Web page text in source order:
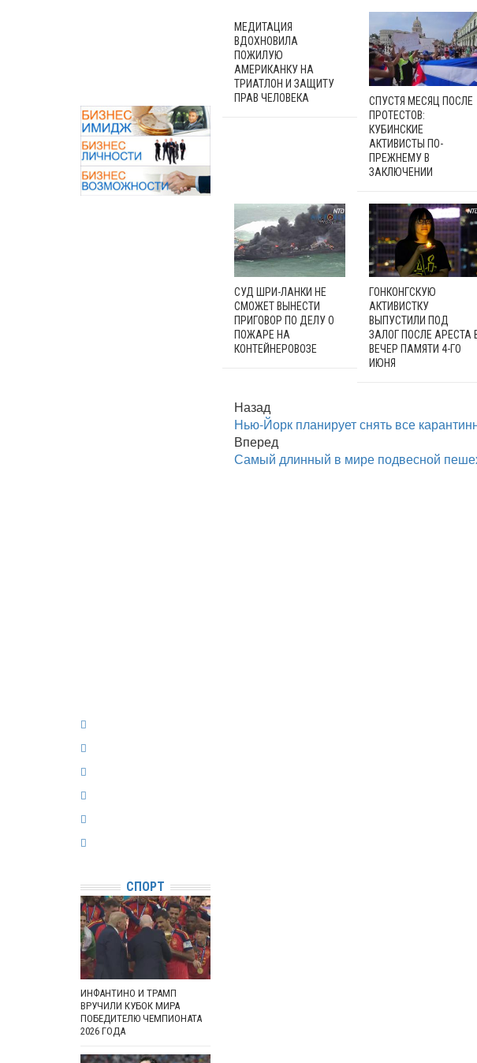
МЕДИТАЦИЯ
ВДОХНОВИЛА
ПОЖИЛУЮ
АМЕРИКАНКУ НА
ТРИАТЛОН И ЗАЩИТУ
ПРАВ ЧЕЛОВЕКА
СПУСТЯ МЕСЯЦ ПОСЛЕ
ПРОТЕСТОВ:
КУБИНСКИЕ
АКТИВИСТЫ ПО-
ПРЕЖНЕМУ В
ЗАКЛЮЧЕНИИ
СУД ШРИ-ЛАНКИ НЕ
СМОЖЕТ ВЫНЕСТИ
ПРИГОВОР ПО ДЕЛУ О
ПОЖАРЕ НА
КОНТЕЙНЕРОВОЗЕ
ГОНКОНГСКУЮ
АКТИВИСТКУ
ВЫПУСТИЛИ ПОД
ЗАЛОГ ПОСЛЕ АРЕСТА
ВЕЧЕР ПАМЯТИ 4-ГО
ИЮНЯ
Назад
Нью-Йорк планирует снять все
Вперед
Самый длинный в мире подвесной
СПОРТ
ИНФАНТИНО И ТРАМП
ВРУЧИЛИ КУБОК МИРА
ПОБЕДИТЕЛЮ ЧЕМПИОНАТА
2026 ГОДА